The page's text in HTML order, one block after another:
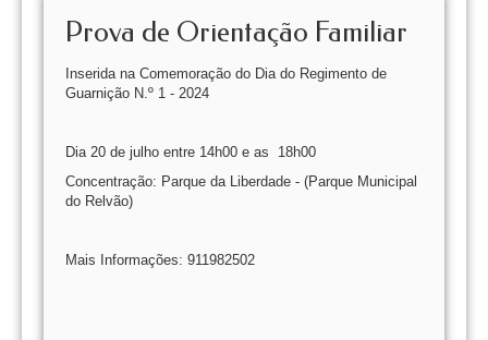
Prova de Orientação Familiar
Inserida na Comemoração do Dia do Regimento de
Guarnição N.º 1 - 2024
Dia 20 de julho entre 14h00 e as 18h00
Concentração: Parque da Liberdade - (Parque Municipal
do Relvão)
Mais Informações: 911982502